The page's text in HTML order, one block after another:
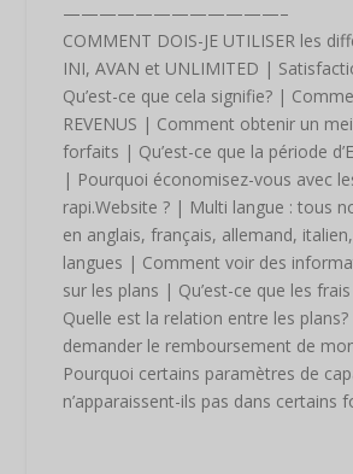
————————————–
COMMENT DOIS-JE UTILISER les
INI, AVAN et UNLIMITED |
Qu’est-ce que cela signifie? |
REVENUS | Comment obtenir un
forfaits | Qu’est-ce que la période
| Pourquoi économisez-vous avec
rapi.Website ? | Multi langue : tous
en anglais, français, allemand,
langues | Comment voir des
sur les plans | Qu’est-ce que les
Quelle est la relation entre les
demander le remboursement de
Pourquoi certains paramètres de
n’apparaissent-ils pas dans certains